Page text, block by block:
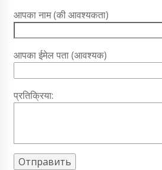
आपका नाम (की आवश्यकता)
आपका ईमेल पता (आवश्यक)
प्रतिक्रिया: